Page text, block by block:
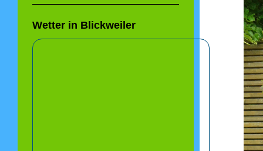
Wetter in Blickweiler